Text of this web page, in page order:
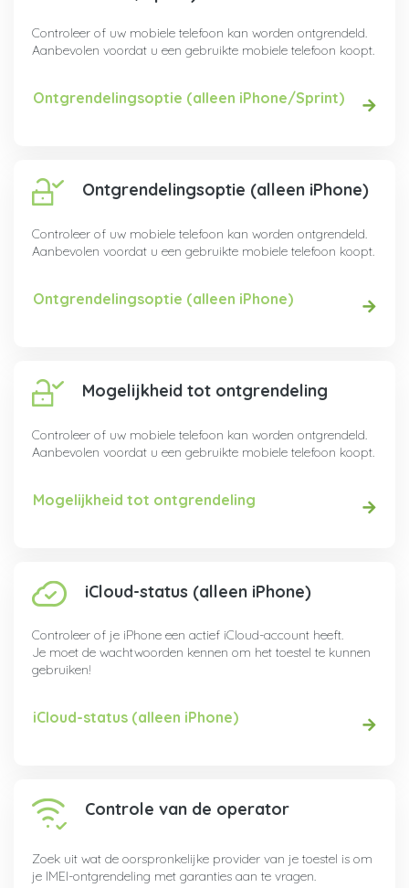
Controleer of uw mobiele telefoon kan worden ontgrendeld.
Aanbevolen voordat u een gebruikte mobiele telefoon koopt.
Ontgrendelingsoptie (alleen iPhone/Sprint)
Ontgrendelingsoptie (alleen iPhone)
Controleer of uw mobiele telefoon kan worden ontgrendeld.
Aanbevolen voordat u een gebruikte mobiele telefoon koopt.
Ontgrendelingsoptie (alleen iPhone)
Mogelijkheid tot ontgrendeling
Controleer of uw mobiele telefoon kan worden ontgrendeld.
Aanbevolen voordat u een gebruikte mobiele telefoon koopt.
Mogelijkheid tot ontgrendeling
iCloud-status (alleen iPhone)
Controleer of je iPhone een actief iCloud-account heeft.
Je moet de wachtwoorden kennen om het toestel te kunnen
gebruiken!
iCloud-status (alleen iPhone)
Controle van de operator
Zoek uit wat de oorspronkelijke provider van je toestel is om
je IMEI-ontgrendeling met garanties aan te vragen.